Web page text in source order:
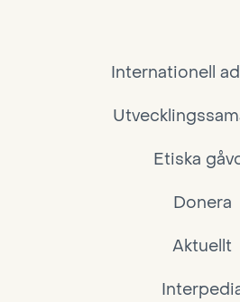
Internationell
Etiska
Donera
Aktuellt